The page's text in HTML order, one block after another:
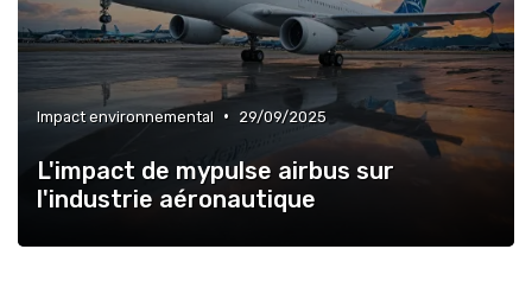
Impact environnemental • 29/09/2025
L'impact de mypulse airbus sur
l'industrie aéronautique